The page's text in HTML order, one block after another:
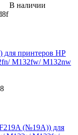
В наличии
принтеров HP
M132fw/ M132nw
(№19A)) для